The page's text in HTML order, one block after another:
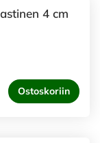
4 cm
Ostoskoriin